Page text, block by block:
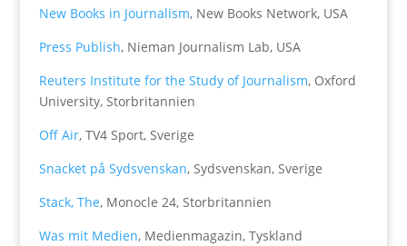
New Books in Journalism, New Books Network, USA
Press Publish, Nieman Journalism Lab, USA
Reuters Institute for the Study of Journalism, Oxford
University, Storbritannien
Off Air, TV4 Sport, Sverige
Snacket på Sydsvenskan, Sydsvenskan, Sverige
Stack, The, Monocle 24, Storbritannien
Was mit Medien, Medienmagazin, Tyskland